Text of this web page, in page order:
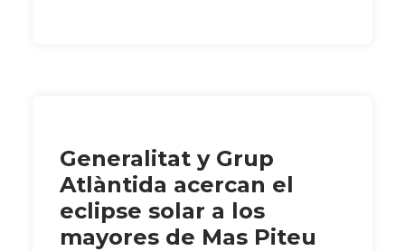
Generalitat y Grup
Atlàntida acercan el
eclipse solar a los
mayores de Mas Piteu